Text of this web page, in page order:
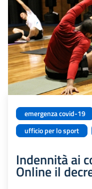
emergenza covid-19
ufficio per lo sport
Indennità ai
Online il